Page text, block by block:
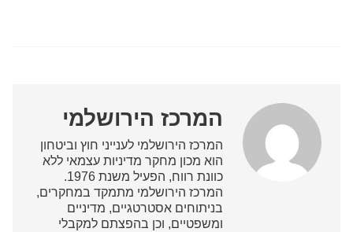
המרכז הירושלמי
המרכז הירושלמי לענייני חוץ וביטחון
הוא מכון מחקר מדיניות עצמאי ללא
כוונת רווח, הפעיל משנת 1976.
המרכז הירושלמי מתמקד במחקרים,
בניתוחים אסטרטגיים, מדיניים
ומשפטיים, וכן בהפצתם למקבלי